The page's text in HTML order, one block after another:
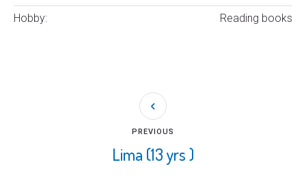
Hobby:
Reading books
Lima (13 yrs )
PREVIOUS